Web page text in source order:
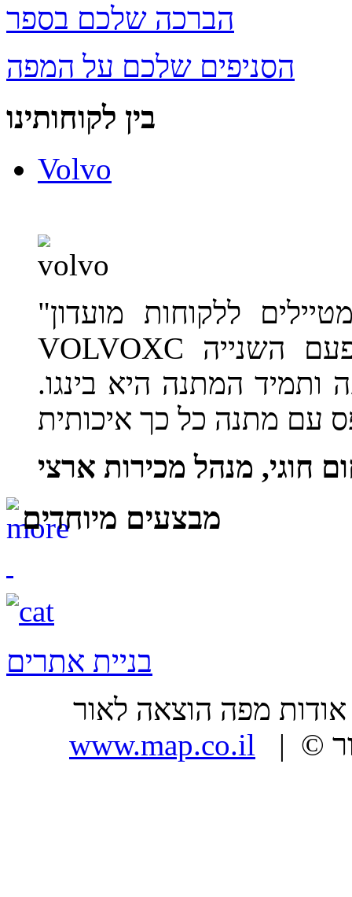
הברכה שלכם בספר
הסניפים שלכם על המפה
בין לקוחותינו
Volvo
"חילקנו את הספר חגים אוכלים מטיילים ללקוחות מועדון
VOLVOXC וקיבלנו תגובות מדהימות. זאת הפעם השנייה
המתנה היא בינגו.
חוגי, מנהל מכירות ארצי
מבצעים מיוחדים
בניית אתרים
www.map.co.il | כל הזכויות שמורות, מפה הוצאה לאור ©